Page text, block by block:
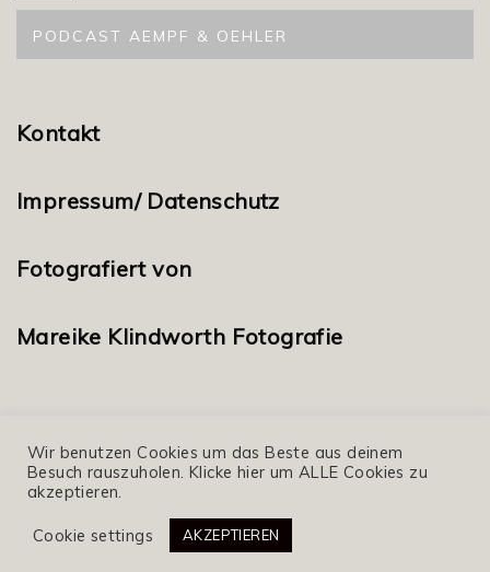
PODCAST AEMPF & OEHLER
Kontakt
Impressum/ Datenschutz
Fotografiert von
Mareike Klindworth Fotografie
© 2020 aempf magazin, nina kämpf
Wir benutzen Cookies um das Beste aus deinem
Besuch rauszuholen. Klicke hier um ALLE Cookies zu
akzeptieren.
Cookie settings AKZEPTIEREN